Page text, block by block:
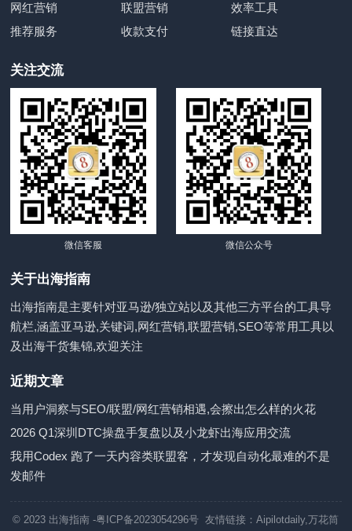
网红营销
联盟营销
效率工具
推荐服务
收款支付 链接直达
关注交流
微信客服 微信公众号
关于出海指南
出海指南是主要针对亚马逊/独立站以及其他三方平台的工具导
航栏,涵盖亚马逊,关键词,网红营销,联盟营销,SEO等常用工具以
及出海干货集锦,欢迎关注
近期文章
当用户洞察与SEO/联盟/网红营销相遇,会擦出怎么样的火花
2026 Q1深圳DTC操盘手复盘以及小龙虾出海应用交流
我用Codex 跑了一天内容类联盟客，才发现自动化最难的不是
发邮件
© 2023 出海指南 -粤ICP备2023054296号 友情链接：Aipilotdaily,万花筒